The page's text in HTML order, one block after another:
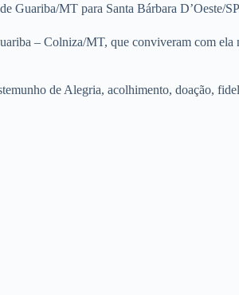
Guariba/MT para Santa Bárbara D’Oeste/
– Colniza/MT, que conviveram com ela
de Alegria, acolhimento, doação,